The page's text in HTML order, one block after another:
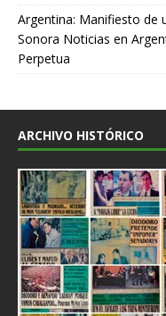
Argentina: Manifiesto de
Sonora Noticias en
Perpetua
ARCHIVO HISTÓRICO